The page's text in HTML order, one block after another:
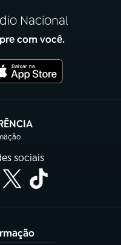
Nacional
com você.
em nova aba)
sociais